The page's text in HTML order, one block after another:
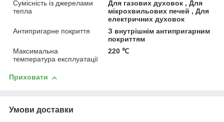
Сумісність із джерелами
тепла
Для газових духовок , Для
мікрохвильових печей , Для
електричних духовок
Антипригарне покриття
З внутрішнім антипригарним
покриттям
Максимальна
температура експлуатації
220 ℃
Приховати
Умови доставки